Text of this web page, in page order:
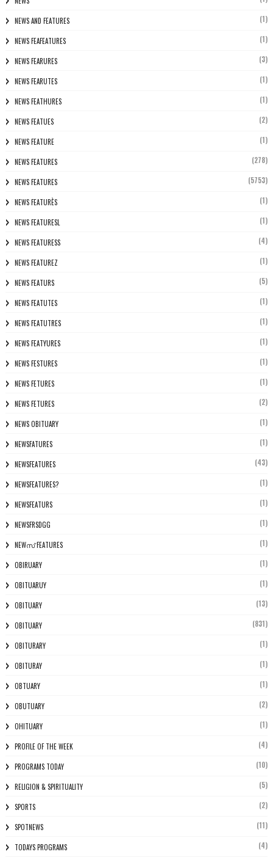
NEWS AND FEATURES (1)
NEWS FEAFEATURES (1)
NEWS FEARURES (3)
NEWS FEARUTES (1)
NEWS FEATHURES (1)
NEWS FEATUES (2)
NEWS FEATURE (1)
NEWS FEATURES (278)
NEWS FEATURES (5753)
NEWS FEATURÈS (1)
NEWS FEATURESL (1)
NEWS FEATURESS (4)
NEWS FEATUREZ (1)
NEWS FEATURS (5)
NEWS FEATUTES (1)
NEWS FEATUTRES (1)
NEWS FEATYURES (1)
NEWS FESTURES (1)
NEWS FETURES (1)
NEWS FETURES (2)
NEWS OBITUARY (1)
NEWSFATURES (1)
NEWSFEATURES (43)
NEWSFEATURES? (1)
NEWSFEATURS (1)
NEWSFRSDGG (1)
NEWസ് FEATURES (1)
OBIRUARY (1)
OBITUARUY (1)
OBITUARY (13)
OBITUARY (831)
OBITURARY (1)
OBITURAY (1)
OBTUARY (1)
OBUTUARY (2)
OHITUARY (1)
PROFILE OF THE WEEK (4)
PROGRAMS TODAY (10)
RELIGION & SPIRITUALITY (5)
SPORTS (2)
SPOTNEWS (11)
TODAYS PROGRAMS (4)